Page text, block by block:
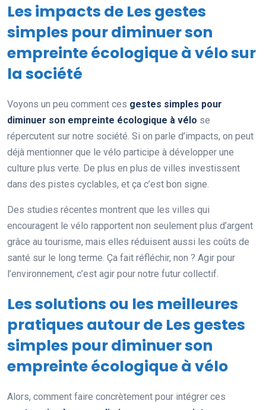
Les impacts de Les gestes
simples pour diminuer son
empreinte écologique à vélo sur
la société
Voyons un peu comment ces gestes simples pour
diminuer son empreinte écologique à vélo se
répercutent sur notre société. Si on parle d’impacts, on peut
déjà mentionner que le vélo participe à développer une
culture plus verte. De plus en plus de villes investissent
dans des pistes cyclables, et ça c’est bon signe.
Des studies récentes montrent que les villes qui
encouragent le vélo rapportent non seulement plus d’argent
grâce au tourisme, mais elles réduisent aussi les coûts de
santé sur le long terme. Ça fait réfléchir, non ? Agir pour
l’environnement, c’est agir pour notre futur collectif.
Les solutions ou les meilleures
pratiques autour de Les gestes
simples pour diminuer son
empreinte écologique à vélo
Alors, comment faire concrètement pour intégrer ces